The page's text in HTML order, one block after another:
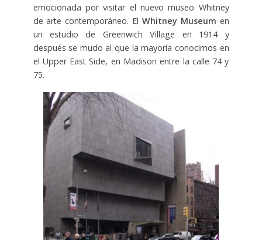
emocionada por visitar el nuevo museo Whitney
de arte contemporáneo. El Whitney Museum en
un estudio de Greenwich Village en 1914 y
después se mudo al que la mayoría conocimos en
el Upper East Side, en Madison entre la calle 74 y
75.